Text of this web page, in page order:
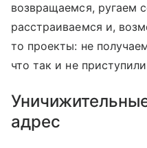
возвращаемся, ругаем
расстраиваемся и,
то проекты: не
что так и не
адрес